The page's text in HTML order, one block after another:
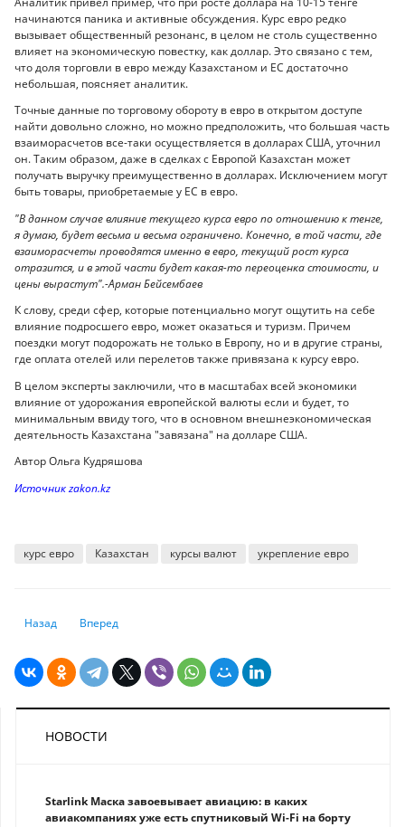
начинаются паника и активные обсуждения. Курс евро редко
вызывает общественный резонанс, в целом не столь существенно
влияет на экономическую повестку, как доллар. Это связано с тем,
что доля торговли в евро между Казахстаном и ЕС достаточно
небольшая, поясняет аналитик.
Точные данные по торговому обороту в евро в открытом доступе
найти довольно сложно, но можно предположить, что большая часть
взаиморасчетов все-таки осуществляется в долларах США, уточнил
он. Таким образом, даже в сделках с Европой Казахстан может
получать выручку преимущественно в долларах. Исключением могут
быть товары, приобретаемые у ЕС в евро.
"В данном случае влияние текущего курса евро по отношению к тенге,
я думаю, будет весьма и весьма ограничено. Конечно, в той части, где
взаиморасчеты проводятся именно в евро, текущий рост курса
отразится, и в этой части будет какая-то переоценка стоимости, и
цены вырастут".-Арман Бейсембаев
К слову, среди сфер, которые потенциально могут ощутить на себе
влияние подросшего евро, может оказаться и туризм. Причем
поездки могут подорожать не только в Европу, но и в другие страны,
где оплата отелей или перелетов также привязана к курсу евро.
В целом эксперты заключили, что в масштабах всей экономики
влияние от удорожания европейской валюты если и будет, то
минимальным ввиду того, что в основном внешнеэкономическая
деятельность Казахстана "завязана" на долларе США.
Автор Ольга Кудряшова
Источник zakon.kz
курс евро Казахстан курсы валют укрепление евро
Предыдущий: Единый QR в Казахстане: когда он заработает, что
Назад Следующий: Известный экономист объяснил, что будет с
Вперед
НОВОСТИ
Starlink Маска завоевывает авиацию: в каких
авиакомпаниях уже есть спутниковый Wi-Fi на борту